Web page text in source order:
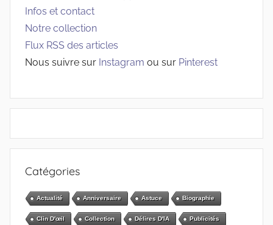
Infos et contact
Notre collection
Flux RSS des articles
Nous suivre sur Instagram ou sur Pinterest
Catégories
Actualité Anniversaire Astuce Biographie
Clin D'œil Collection Délires D'IA Publicités